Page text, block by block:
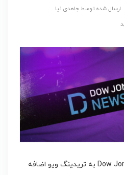
ارسال شده توسطجاهدی نیا
جریان اخبار Dow Jones Newswires به تریدینگ ویو اضافه